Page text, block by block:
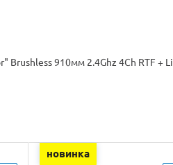
Brushless 910мм 2.4Ghz 4Ch RTF +
новинка